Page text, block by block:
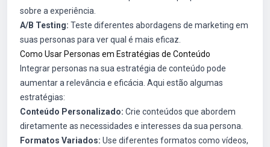
sobre a experiência.
A/B Testing: Teste diferentes abordagens de marketing em
suas personas para ver qual é mais eficaz.
Como Usar Personas em Estratégias de Conteúdo
Integrar personas na sua estratégia de conteúdo pode
aumentar a relevância e eficácia. Aqui estão algumas
estratégias:
Conteúdo Personalizado: Crie conteúdos que abordem
diretamente as necessidades e interesses da sua persona.
Formatos Variados: Use diferentes formatos como vídeos,